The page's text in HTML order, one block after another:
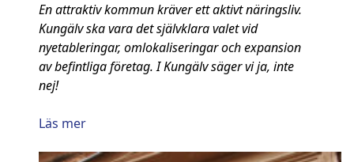
En attraktiv kommun kräver ett aktivt näringsliv.
Kungälv ska vara det självklara valet vid
nyetableringar, omlokaliseringar och expansion
av befintliga företag. I Kungälv säger vi ja, inte
nej!
Läs mer